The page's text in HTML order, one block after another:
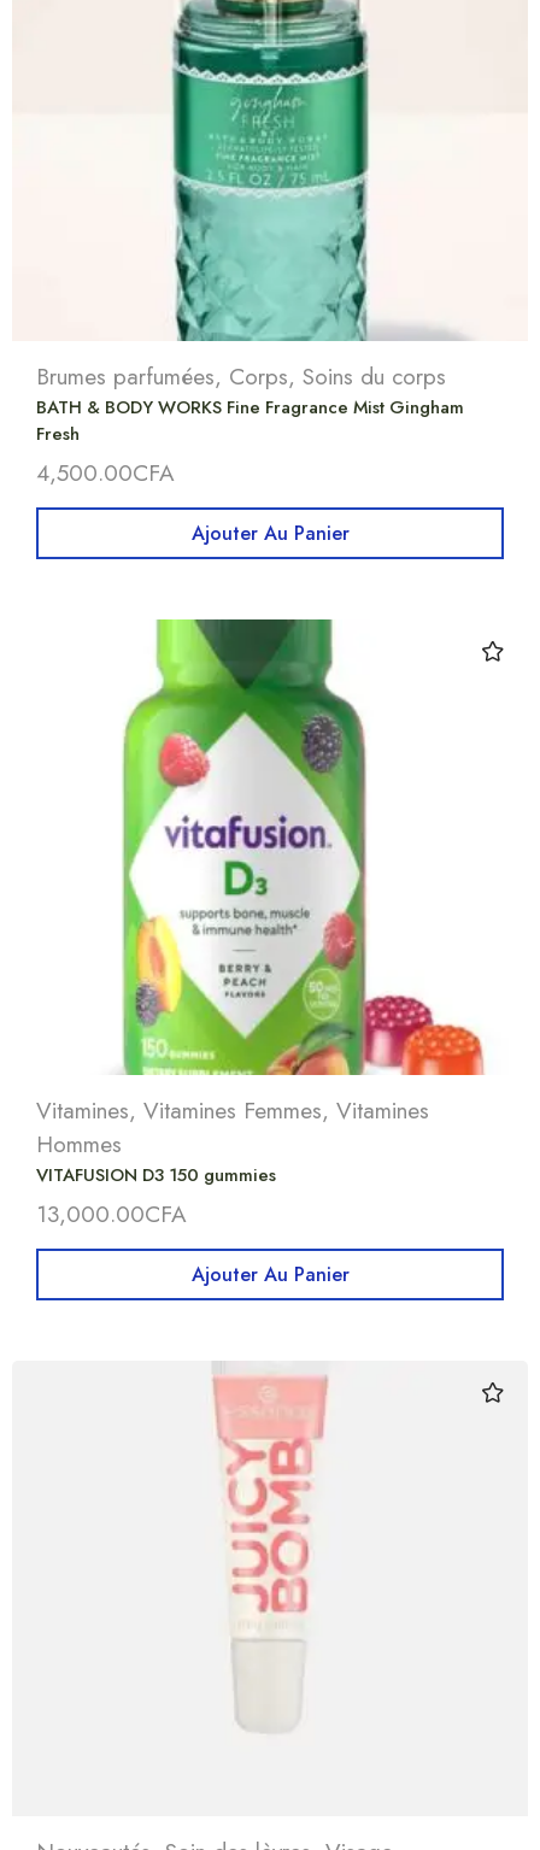
Brumes parfumées, Corps, Soins du corps
BATH & BODY WORKS Fine Fragrance Mist Gingham
Fresh
4,500.00CFA
Ajouter Au Panier
Vitamines, Vitamines Femmes, Vitamines
Hommes
VITAFUSION D3 150 gummies
13,000.00CFA
Ajouter Au Panier